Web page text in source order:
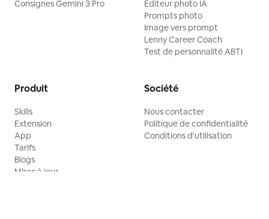
Consignes Gemini 3 Pro
Éditeur photo IA
Prompts photo
Image vers prompt
Lenny Career Coach
Test de personnalité ABTI
Produit
Skills
Extension
App
Tarifs
Blogs
Mises à jour
Société
Nous contacter
Politique de confidentialité
Conditions d'utilisation